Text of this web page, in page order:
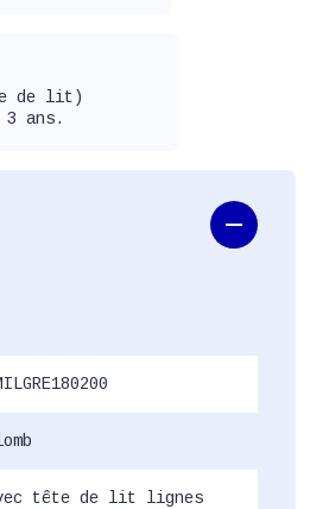
de lit)
ans.
tête de lit lignes